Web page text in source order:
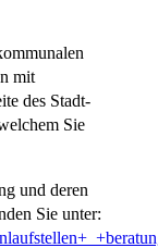
mit
des Stadt-
Sie
und deren
Sie unter: